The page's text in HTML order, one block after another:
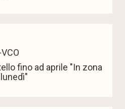
fino ad aprile "In zona